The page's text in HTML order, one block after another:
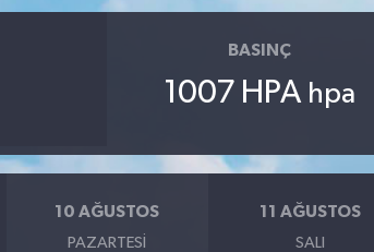
BASINÇ
1007 HPA hpa
10 AĞUSTOS
PAZARTESI
11 AĞUSTOS
SALI